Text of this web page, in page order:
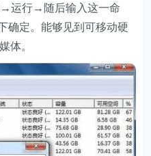
行→随后输入这一命
确定。能够见到可移动硬
体。